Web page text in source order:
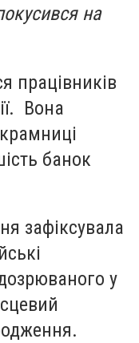
на
працівників
Вона
банок
зафіксувала
у